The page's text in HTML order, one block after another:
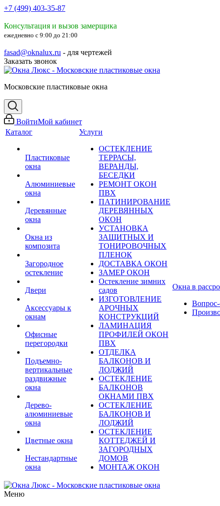
+7 (499) 403-35-87
Консультация и вызов замерщика
ежедневно с 9:00 до 21:00
fasad@oknalux.ru - для чертежей
Заказать звонок
Московские пластиковые окна
ВойтиМой кабинет
Каталог
Пластиковые
окна
Алюминиевые
окна
Деревянные
окна
Окна из
композита
Загородное
остекление
Двери
Аксессуары к
окнам
Офисные
перегородки
Подъемно-
вертикальные
раздвижные
окна
Дерево-
алюминиевые
окна
Цветные окна
Нестандартные
окна
Услуги
ОСТЕКЛЕНИЕ
ТЕРРАСЫ,
ВЕРАНДЫ,
БЕСЕДКИ
РЕМОНТ ОКОН
ПВХ
ПАТИНИРОВАНИЕ
ДЕРЕВЯННЫХ
ОКОН
УСТАНОВКА
ЗАЩИТНЫХ И
ТОНИРОВОЧНЫХ
ПЛЕНОК
ДОСТАВКА ОКОН
ЗАМЕР ОКОН
Остекление зимних
садов
ИЗГОТОВЛЕНИЕ
АРОЧНЫХ
КОНСТРУКЦИЙ
ЛАМИНАЦИЯ
ПРОФИЛЕЙ ОКОН
ПВХ
ОТДЕЛКА
БАЛКОНОВ И
ЛОДЖИЙ
ОСТЕКЛЕНИЕ
БАЛКОНОВ
ОКНАМИ ПВХ
ОСТЕКЛЕНИЕ
БАЛКОНОВ И
ЛОДЖИЙ
ОСТЕКЛЕНИЕ
КОТТЕДЖЕЙ И
ЗАГОРОДНЫХ
ДОМОВ
МОНТАЖ ОКОН
Окна в
Вопрос-
Меню